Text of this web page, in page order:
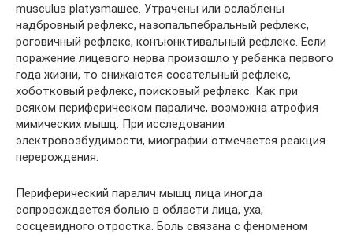
musculus platysmaшее. Утрачены или ослаблены
надбровный рефлекс, назопальпебральный рефлекс,
роговичный рефлекс, конъюнктивальный рефлекс. Если
поражение лицевого нерва произошло у ребенка первого
года жизни, то снижаются сосательный рефлекс,
хоботковый рефлекс, поисковый рефлекс. Как при
всяком периферическом параличе, возможна атрофия
мимических мышц. При исследовании
электровозбудимости, миографии отмечается реакция
перерождения.
Периферический паралич мышц лица иногда
сопровождается болью в области лица, уха,
сосцевидного отростка. Боль связана с феноменом